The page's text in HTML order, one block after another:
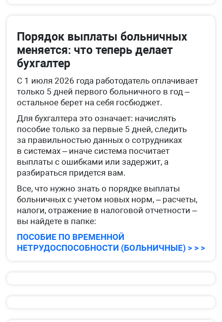
Порядок выплаты больничных
меняется: что теперь делает
бухгалтер
С 1 июля 2026 года работодатель оплачивает
только 5 дней первого больничного в год –
остальное берет на себя госбюджет.
Для бухгалтера это означает: начислять
пособие только за первые 5 дней, следить
за правильностью данных о сотрудниках
в системах – иначе система посчитает
выплаты с ошибками или задержит, а
разбираться придется вам.
Все, что нужно знать о порядке выплаты
больничных с учетом новых норм, – расчеты,
налоги, отражение в налоговой отчетности –
вы найдете в папке:
ПОСОБИЕ ПО ВРЕМЕННОЙ
НЕТРУДОСПОСОБНОСТИ (БОЛЬНИЧНЫЕ) > > >